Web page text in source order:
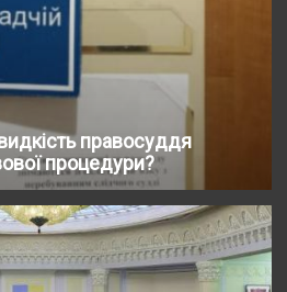
правосуддя
процедури?